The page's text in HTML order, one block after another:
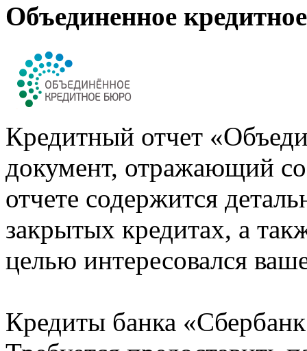
Объединенное
Кредитный отчет
документ, отражающий
отчете содержится
закрытых кредитах, а
целью интересовался
Кредиты банка